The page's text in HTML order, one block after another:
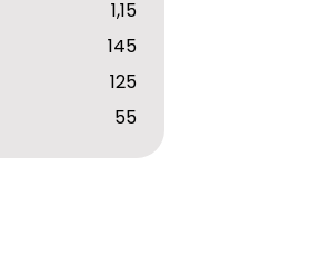
1,15
145
125
55